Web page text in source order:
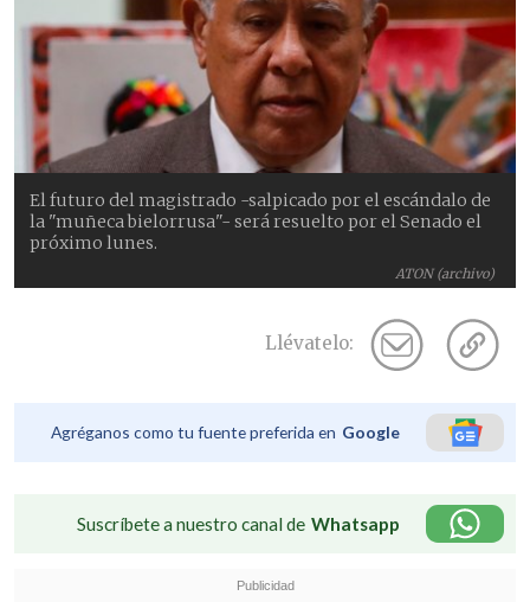
ATON (archivo)
El futuro del magistrado -salpicado por el escándalo de
la "muñeca bielorrusa"- será resuelto por el Senado el
próximo lunes.
Llévatelo:
Agréganos como tu fuente preferida en Google
Suscríbete a nuestro canal de Whatsapp